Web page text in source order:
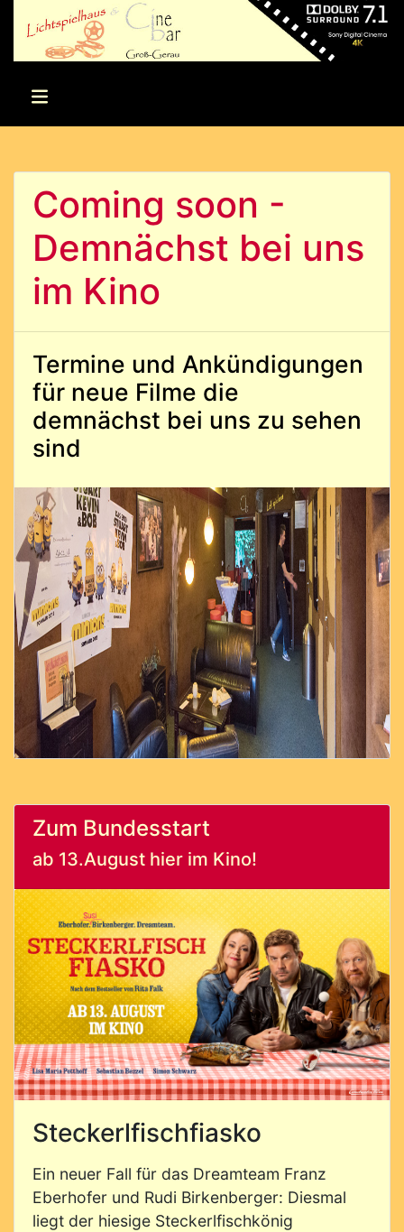
Coming soon -
Demnächst bei uns
im Kino
Termine und Ankündigungen
für neue Filme die
demnächst bei uns zu sehen
sind
Zum Bundesstart
ab 13.August hier im Kino!
Steckerlfischfiasko
Ein neuer Fall für das Dreamteam Franz
Eberhofer und Rudi Birkenberger: Diesmal
liegt der hiesige Steckerlfischkönig